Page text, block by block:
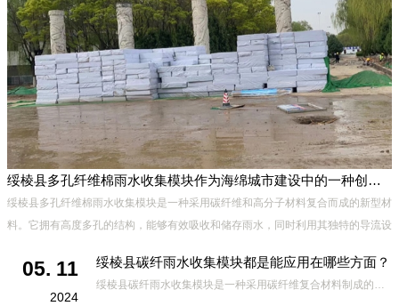
绥棱县多孔纤维棉雨水收集模块作为海绵城市建设中的一种创新材料
绥棱县多孔纤维棉雨水收集模块是一种采用碳纤维和高分子材料复合而成的新型材
料。它拥有高度多孔的结构，能够有效吸收和储存雨水，同时利用其独特的导流设
05. 11
2024
绥棱县碳纤雨水收集模块都是能应用在哪些方面？
绥棱县碳纤雨水收集模块是一种采用碳纤维复合材料制成的雨水收集装置，具有*、环保、可持续等诸多优点。这种模块的设计独特，结构轻巧且强度高，耐腐蚀，能够在各种环境条件下稳定运行。其广泛的应用领域不仅体现在城市规